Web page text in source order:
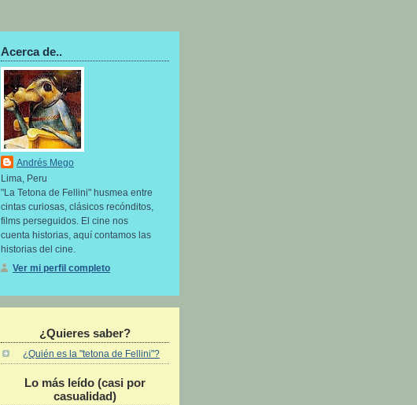
Acerca de..
Andrés Mego
Lima, Peru
"La Tetona de Fellini" husmea entre
cintas curiosas, clásicos recónditos,
films perseguidos. El cine nos
cuenta historias, aquí contamos las
historias del cine.
Ver mi perfil completo
¿Quieres saber?
¿Quién es la "tetona de Fellini"?
Lo más leí­do (casi por
casualidad)